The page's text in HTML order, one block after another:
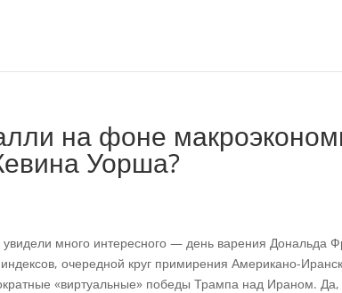
на фоне
Уорша?
много интересного — день варения Дональда
очередной круг примирения Американо-
«виртуальные» победы Трампа над Ираном. Да,